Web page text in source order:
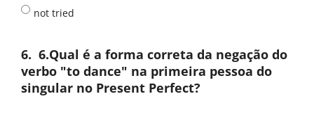
not tried
6. 6.Qual é a forma correta da negação do
verbo "to dance" na primeira pessoa do
singular no Present Perfect?